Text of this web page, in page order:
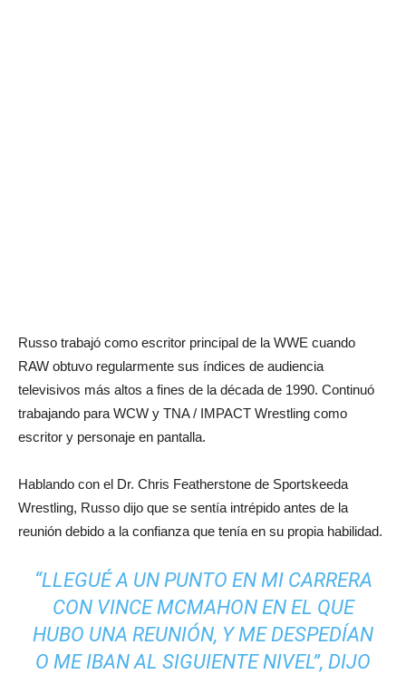
Russo trabajó como escritor principal de la WWE cuando
RAW obtuvo regularmente sus índices de audiencia
televisivos más altos a fines de la década de 1990. Continuó
trabajando para WCW y TNA / IMPACT Wrestling como
escritor y personaje en pantalla.
Hablando con el Dr. Chris Featherstone de Sportskeeda
Wrestling, Russo dijo que se sentía intrépido antes de la
reunión debido a la confianza que tenía en su propia habilidad.
“LLEGUÉ A UN PUNTO EN MI CARRERA
CON VINCE MCMAHON EN EL QUE
HUBO UNA REUNIÓN, Y ME DESPEDÍAN
O ME IBAN AL SIGUIENTE NIVEL”, DIJO